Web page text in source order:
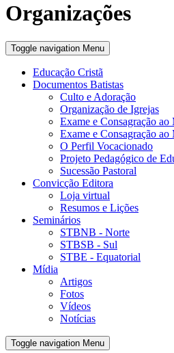
Organizações
Toggle navigation Menu
Educação Cristã
Documentos Batistas
Culto e Adoração
Organização de Igrejas
Exame e Consagração
Exame e Consagração
O Perfil Vocacionado
Projeto Pedagógico de
Sucessão Pastoral
Convicção Editora
Loja virtual
Resumos e Lições
Seminários
STBNB - Norte
STBSB - Sul
STBE - Equatorial
Mídia
Artigos
Fotos
Vídeos
Notícias
Toggle navigation Menu